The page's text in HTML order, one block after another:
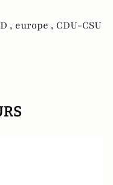
, europe , CDU-CSU